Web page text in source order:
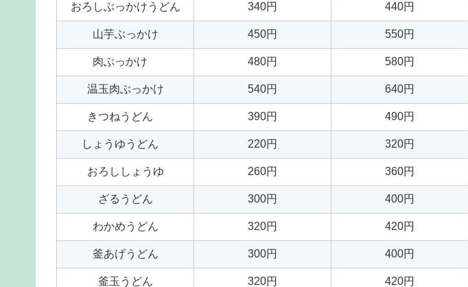
おろしぶっかけうどん 340円 440円
山芋ぶっかけ 450円 550円
肉ぶっかけ 480円 580円
温玉肉ぶっかけ 540円 640円
きつねうどん 390円 490円
しょうゆうどん 220円 320円
おろししょうゆ 260円 360円
ざるうどん 300円 400円
わかめうどん 320円 420円
釜あげうどん 300円 400円
釜玉うどん 320円 420円